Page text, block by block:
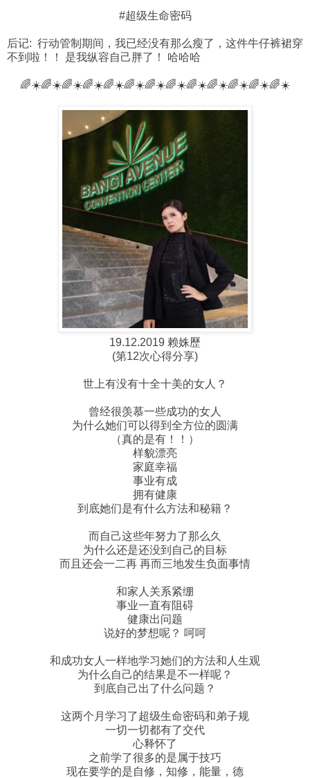
#超级生命密码
后记: 行动管制期间，我已经没有那么瘦了，这件牛仔裤裙穿
不到啦！！ 是我纵容自己胖了！ 哈哈哈
🌈☀️🌈☀️🌈☀️🌈☀️🌈☀️🌈☀️🌈☀️🌈☀️🌈☀️🌈☀️🌈☀️🌈☀️🌈☀️
19.12.2019 赖姝歷
(第12次心得分享)
世上有没有十全十美的女人？
曾经很羡慕一些成功的女人
为什么她们可以得到全方位的圆满
（真的是有！！）
样貌漂亮
家庭幸福
事业有成
拥有健康
到底她们是有什么方法和秘籍？
而自己这些年努力了那么久
为什么还是还没到自己的目标
而且还会一二再 再而三地发生负面事情
和家人关系紧绷
事业一直有阻碍
健康出问题
说好的梦想呢？ 呵呵
和成功女人一样地学习她们的方法和人生观
为什么自己的结果是不一样呢？
到底自己出了什么问题？
这两个月学习了超级生命密码和弟子规
一切一切都有了交代
心释怀了
之前学了很多的是属于技巧
现在要学的是自修，知修，能量，德